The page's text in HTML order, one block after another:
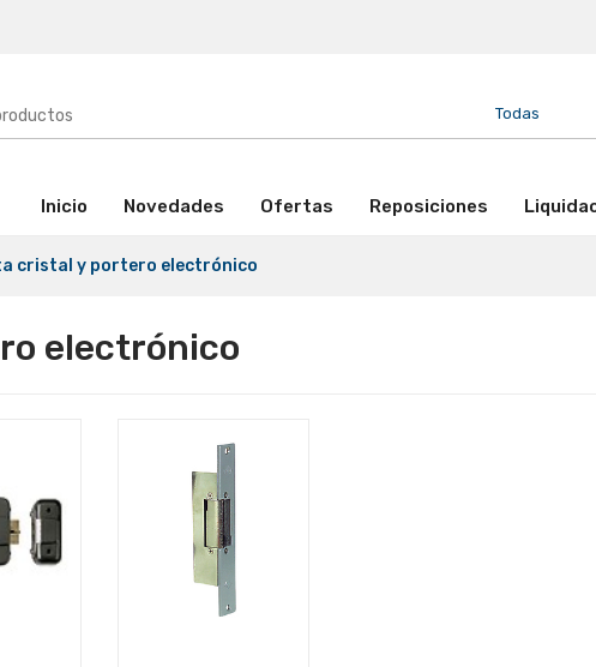
Inicio (activo)Novedades Ofertas Reposiciones
cristal y portero electrónico
electrónico